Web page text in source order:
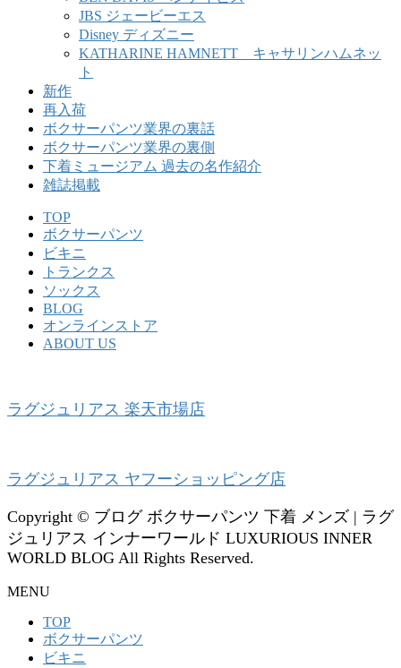
JBS ジェービーエス
Disney ディズニー
KATHARINE HAMNETT キャサリンハムネッ
ト
新作
再入荷
ボクサーパンツ業界の裏話
ボクサーパンツ業界の裏側
下着ミュージアム 過去の名作紹介
雑誌掲載
TOP
ボクサーパンツ
ビキニ
トランクス
ソックス
BLOG
オンラインストア
ABOUT US
ラグジュリアス 楽天市場店
ラグジュリアス ヤフーショッピング店
Copyright © ブログ ボクサーパンツ 下着 メンズ | ラグ
ジュリアス インナーワールド LUXURIOUS INNER
WORLD BLOG All Rights Reserved.
MENU
TOP
ボクサーパンツ
ビキニ